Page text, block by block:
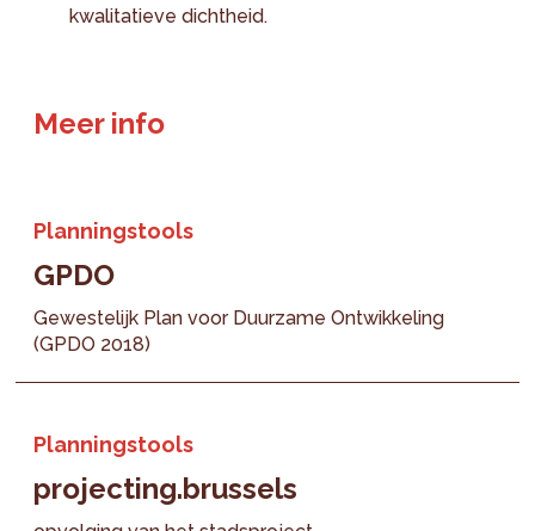
kwalitatieve dichtheid.
Meer info
Planningstools
GPDO
Gewestelijk Plan voor Duurzame Ontwikkeling
(GPDO 2018)
Planningstools
projecting.brussels